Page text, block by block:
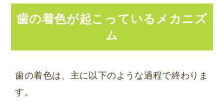
歯の着色が起こっているメカニズ
ム
歯の着色は、主に以下のような過程で終わりま
す。